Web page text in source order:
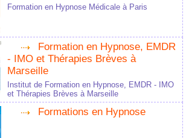
Formation en Hypnose Médicale à Paris
Formation en Hypnose, EMDR
- IMO et Thérapies Brèves à
Marseille
Institut de Formation en Hypnose, EMDR - IMO
et Thérapies Brèves à Marseille
Formations en Hypnose